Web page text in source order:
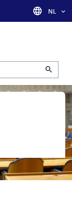
Taal
NL